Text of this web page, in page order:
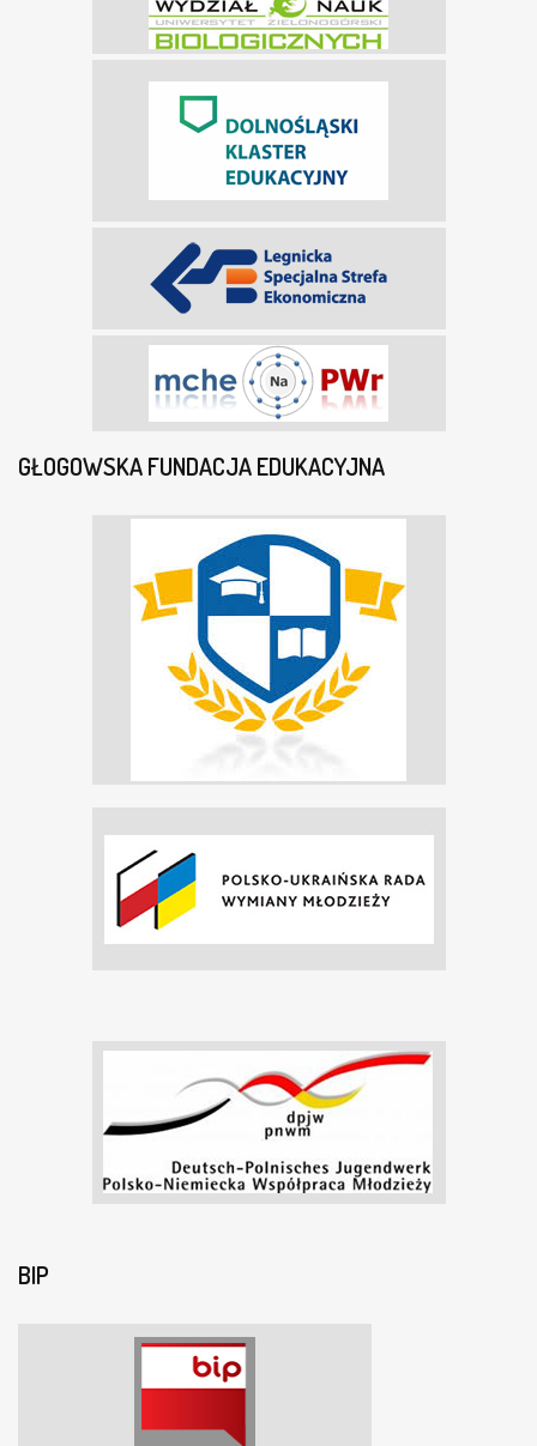
GŁOGOWSKA FUNDACJA EDUKACYJNA
BIP